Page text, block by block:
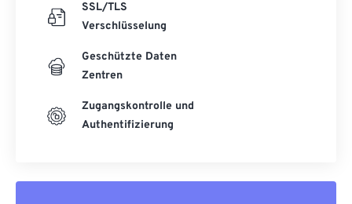
SSL/TLS
Verschlüsselung
Geschützte Daten
Zentren
Zugangskontrolle und
Authentifizierung